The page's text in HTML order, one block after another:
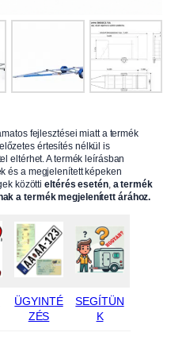
fejlesztései miatt a termék
értesítés nélkül is
eltérhet. A termék leírásban
és a megjelenített képeken
közöttieltérés esetén, a termék
a termék megjelenített árához.
ÜGYINTÉ
ZÉS
SEGÍTÜN
K